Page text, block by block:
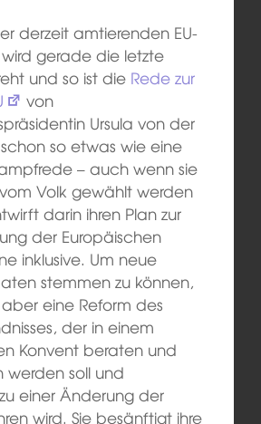
derzeit amtierenden EU-
wird gerade die letzte
und so ist die Rede zur
von
Ursula von der
so etwas wie eine
– auch wenn sie
Volk gewählt werden
darin ihren Plan zur
der Europäischen
inklusive. Um neue
stemmen zu können,
eine Reform des
der in einem
Konvent beraten und
werden soll und
einer Änderung der
wird. Sie besänftigt ihre